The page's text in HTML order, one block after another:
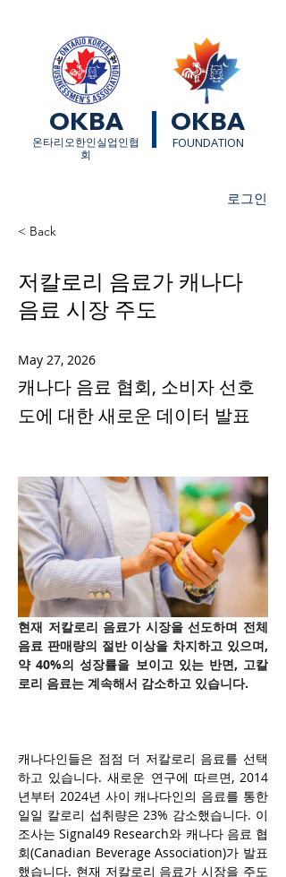
OKBA OKBA
​온타리오한인실업인협
회
FOUNDATION
로그인
< Back
저칼로리 음료가 캐나다
음료 시장 주도
May 27, 2026
캐나다 음료 협회, 소비자 선호
도에 대한 새로운 데이터 발표
현재 저칼로리 음료가 시장을 선도하며 전체
음료 판매량의 절반 이상을 차지하고 있으며,
약 40%의 성장률을 보이고 있는 반면, 고칼
로리 음료는 계속해서 감소하고 있습니다.
캐나다인들은 점점 더 저칼로리 음료를 선택
하고 있습니다. 새로운 연구에 따르면, 2014
년부터 2024년 사이 캐나다인의 음료를 통한
일일 칼로리 섭취량은 23% 감소했습니다. 이
조사는 Signal49 Research와 캐나다 음료 협
회(Canadian Beverage Association)가 발표
했습니다. 현재 저칼로리 음료가 시장을 주도